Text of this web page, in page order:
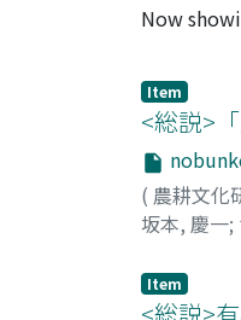
Now
Item
<総説>
( 農耕文化
坂本, 慶一;
Item
<総説>